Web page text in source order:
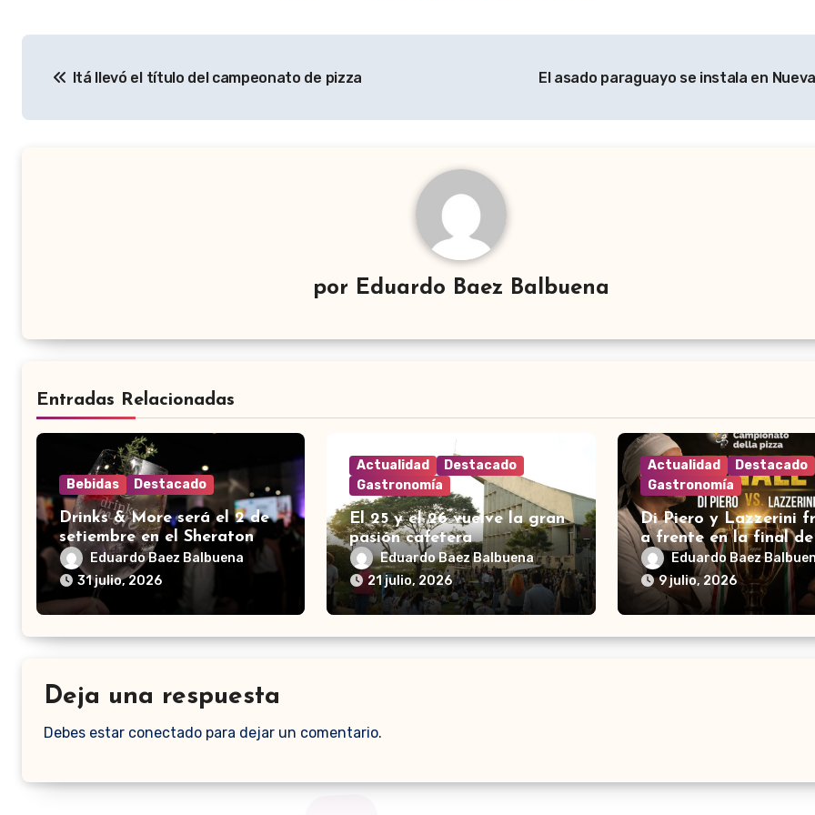
entradas
Itá llevó el título del campeonato de pizza El asado paraguayo se instala en
por Eduardo Baez Balbuena
Entradas Relacionadas
Bebidas Destacado
Drinks & More será el 2 de
setiembre en el Sheraton
Eduardo Baez Balbuena
31 julio, 2026
Actualidad
Destacado
Gastronomía
El 25 y el 26 vuelve la gran
pasión cafetera
Eduardo Baez Balbuena
21 julio, 2026
Actualidad
Destacado
Gastronomía
Di Piero y Lazzerini
a frente en la final
pizzaEduardo Baez
9 julio, 2026
Deja una respuesta
Debes estar conectado para dejar un comentario.